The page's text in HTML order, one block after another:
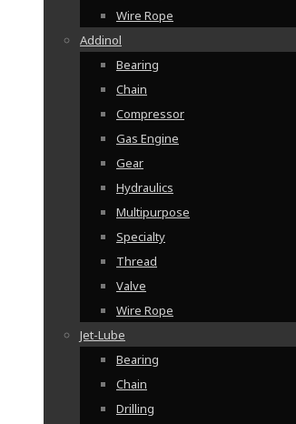
Wire Rope
Addinol
Bearing
Chain
Compressor
Gas Engine
Gear
Hydraulics
Multipurpose
Specialty
Thread
Valve
Wire Rope
Jet-Lube
Bearing
Chain
Drilling